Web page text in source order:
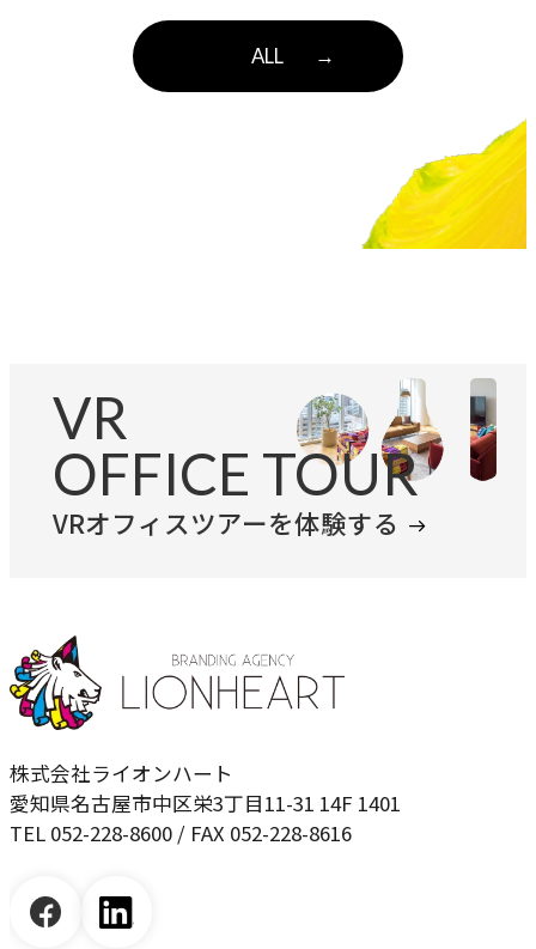
ビジョン
→
実践する行動基準
存在意義
未来を共創する姿勢
COMPANY
企業情報
ライオンハートの会社概要、歴史、そしてメンバーをご紹
ALL →
VR
OFFICE TOUR
VRオフィスツアーを体験する
株式会社ライオンハート
愛知県名古屋市中区栄3丁目11-31 14F 1401
TEL 052-228-8600 / FAX 052-228-8616